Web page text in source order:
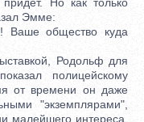
Эмме:
общество куда
Родольф для
полицейскому
от времени он даже
"экземплярами",
малейшего интереса.